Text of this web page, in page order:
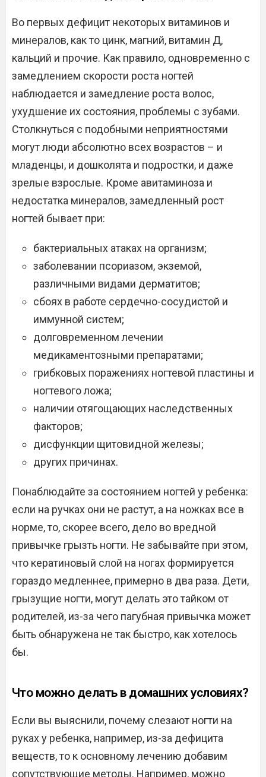
Во первых дефицит некоторых витаминов и
минералов, как то цинк, магний, витамин Д,
кальций и прочие. Как правило, одновременно с
замедлением скорости роста ногтей
наблюдается и замедление роста волос,
ухудшение их состояния, проблемы с зубами.
Столкнуться с подобными неприятностями
могут люди абсолютно всех возрастов – и
младенцы, и дошколята и подростки, и даже
зрелые взрослые. Кроме авитаминоза и
недостатка минералов, замедленный рост
ногтей бывает при:
бактериальных атаках на организм;
заболевании псориазом, экземой,
различными видами дерматитов;
сбоях в работе сердечно-сосудистой и
иммунной систем;
долговременном лечении
медикаментозными препаратами;
грибковых поражениях ногтевой пластины и
ногтевого ложа;
наличии отягощающих наследственных
факторов;
дисфункции щитовидной железы;
других причинах.
Понаблюдайте за состоянием ногтей у ребенка:
если на ручках они не растут, а на ножках все в
норме, то, скорее всего, дело во вредной
привычке грызть ногти. Не забывайте при этом,
что кератиновый слой на ногах формируется
гораздо медленнее, примерно в два раза. Дети,
грызущие ногти, могут делать это тайком от
родителей, из-за чего пагубная привычка может
быть обнаружена не так быстро, как хотелось
бы.
Что можно делать в домашних условиях?
Если вы выяснили, почему слезают ногти на
руках у ребенка, например, из-за дефицита
веществ, то к основному лечению добавим
сопутствующие методы. Например, можно